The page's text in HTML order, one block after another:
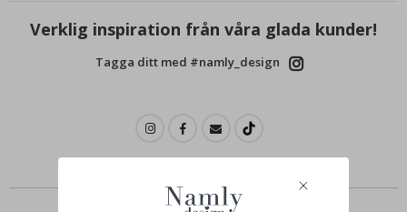
Verklig inspiration från våra glada kunder!
Tagga ditt med #namly_design
Andra köpte också